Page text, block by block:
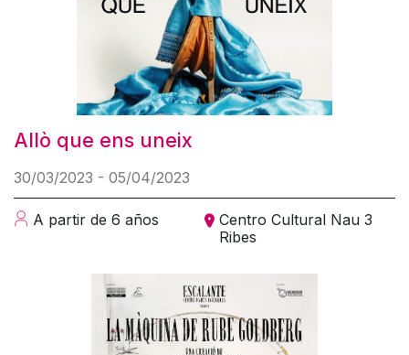
Allò que ens uneix
30/03/2023 - 05/04/2023
A partir de 6 años
Centro Cultural Nau 3
Ribes